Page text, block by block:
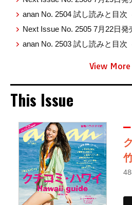
anan No. 2504 試し読みと目次
Next Issue No. 2505 7月22日発
anan No. 2503 試し読みと目次
View More
This Issue